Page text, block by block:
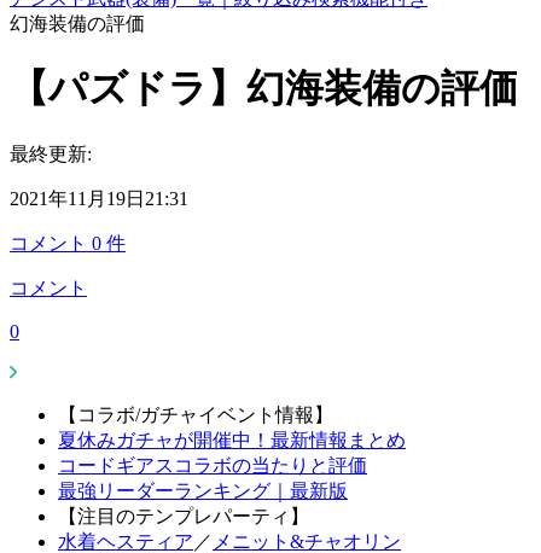
幻海装備の評価
【パズドラ】幻海装備の評価
最終更新:
2021年11月19日21:31
コメント 0 件
コメント
0
【コラボ/ガチャイベント情報】
夏休みガチャが開催中！最新情報まとめ
コードギアスコラボの当たりと評価
最強リーダーランキング｜最新版
【注目のテンプレパーティ】
水着ヘスティア ／ メニット&チャオリン